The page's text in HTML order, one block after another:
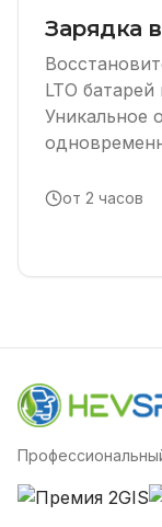
Зарядка
LTO батарей
Уникальное
от 2 часов